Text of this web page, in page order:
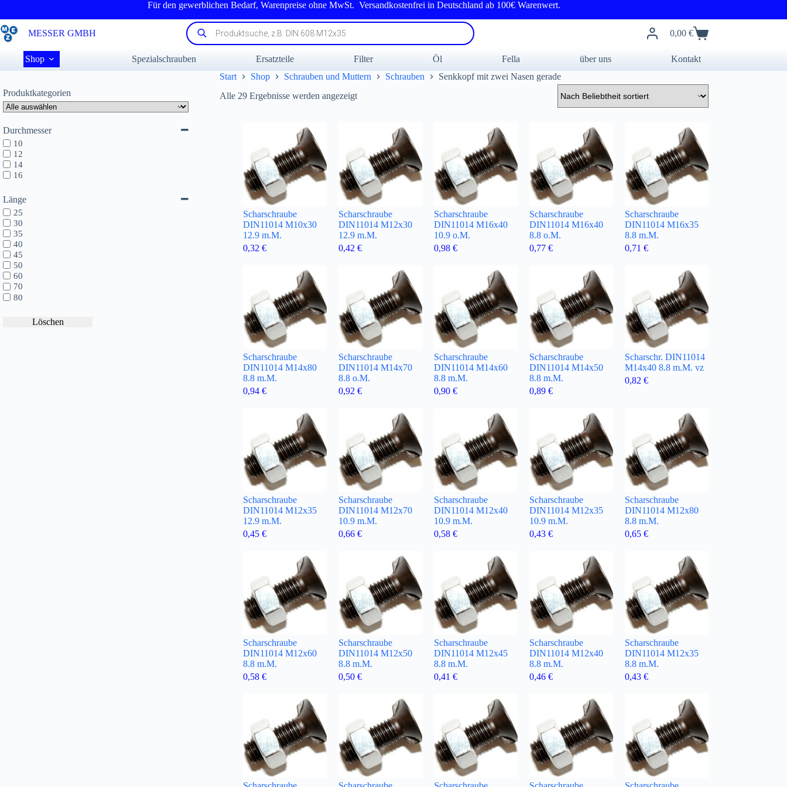
springen
Für den gewerblichen Bedarf, Warenpreise ohne MwSt. Versandkostenfrei in Deutschland ab 100€ Warenwert.
MESSER GMBH
Products
search
Warenkorb
0,00 €
Shop Spezialschrauben Ersatzteile Filter Öl Fella über uns
Kontakt
Start
Shop Schrauben und Muttern Schrauben
Senkkopf mit zwei Nasen gerade
Alle 29 Ergebnisse werden angezeigtNach
Scharschraube
DIN11014 M10x30
12.9 m.M.
0,32 €
Scharschraube
DIN11014 M12x30
12.9 m.M.
0,42 €
Scharschraube
DIN11014 M16x40
10.9 o.M.
0,98 €
Scharschraube
DIN11014 M16x40
8.8 o.M.
0,77 €
Scharschraube
DIN11014 M16x35
8.8 m.M.
0,71 €
Scharschraube
DIN11014 M14x80
8.8 m.M.
0,94 €
Scharschraube
DIN11014 M14x70
8.8 o.M.
0,92 €
Scharschraube
DIN11014 M14x60
8.8 m.M.
0,90 €
Scharschraube
DIN11014 M14x50
8.8 m.M.
0,89 €
Scharschr. DIN11014
M14x40 8.8 m.M. vz
0,82 €
Scharschraube
DIN11014 M12x35
12.9 m.M.
0,45 €
Scharschraube
DIN11014 M12x70
10.9 m.M.
0,66 €
Scharschraube
DIN11014 M12x40
10.9 m.M.
0,58 €
Scharschraube
DIN11014 M12x35
10.9 m.M.
0,43 €
Scharschraube
DIN11014 M12x80
8.8 m.M.
0,65 €
Scharschraube
DIN11014 M12x60
8.8 m.M.
0,58 €
Scharschraube
DIN11014 M12x50
8.8 m.M.
0,50 €
Scharschraube
DIN11014 M12x45
8.8 m.M.
0,41 €
Scharschraube
DIN11014 M12x40
8.8 m.M.
0,46 €
Scharschraube
DIN11014 M12x35
8.8 m.M.
0,43 €
Produktkategorien
Durchmesser
10
12
14
16
Länge
25
30
35
40
45
50
60
70
80
Löschen